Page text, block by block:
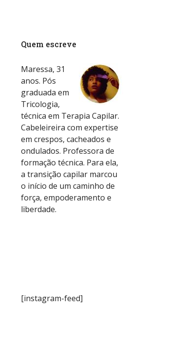
Quem escreve
Maressa, 31
anos. Pós
graduada em
Tricologia,
técnica em Terapia Capilar.
Cabeleireira com expertise
em crespos, cacheados e
ondulados. Professora de
formação técnica. Para ela,
a transição capilar marcou
o início de um caminho de
força, empoderamento e
liberdade.
[instagram-feed]